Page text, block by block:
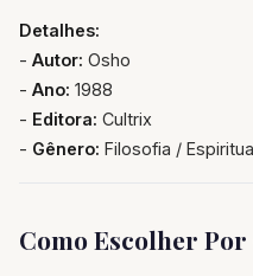
Detalhes:
- Autor: Osho
- Ano: 1988
- Editora: Cultrix
- Gênero: Filosofia /
Como Escolher